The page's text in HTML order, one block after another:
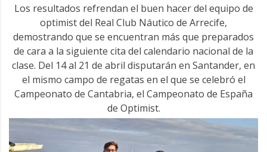
Los resultados refrendan el buen hacer del equipo de
optimist del Real Club Náutico de Arrecife,
demostrando que se encuentran más que preparados
de cara a la siguiente cita del calendario nacional de la
clase. Del 14 al 21 de abril disputarán en Santander, en
el mismo campo de regatas en el que se celebró el
Campeonato de Cantabria, el Campeonato de España
de Optimist.